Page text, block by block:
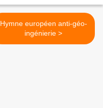
Hymne européen anti-géo-
ingénierie >